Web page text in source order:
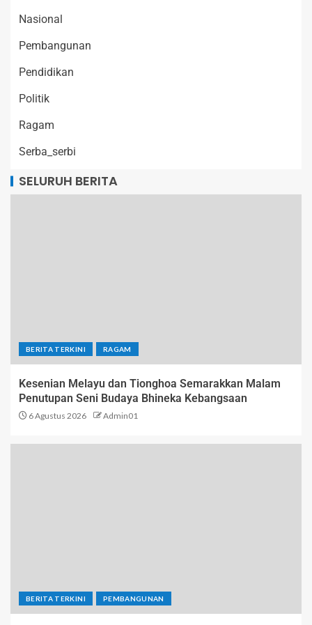
Nasional
Pembangunan
Pendidikan
Politik
Ragam
Serba_serbi
SELURUH BERITA
BERITA TERKINI RAGAM
Kesenian Melayu dan Tionghoa Semarakkan Malam
Penutupan Seni Budaya Bhineka Kebangsaan
6 Agustus 2026 Admin01
BERITA TERKINI PEMBANGUNAN